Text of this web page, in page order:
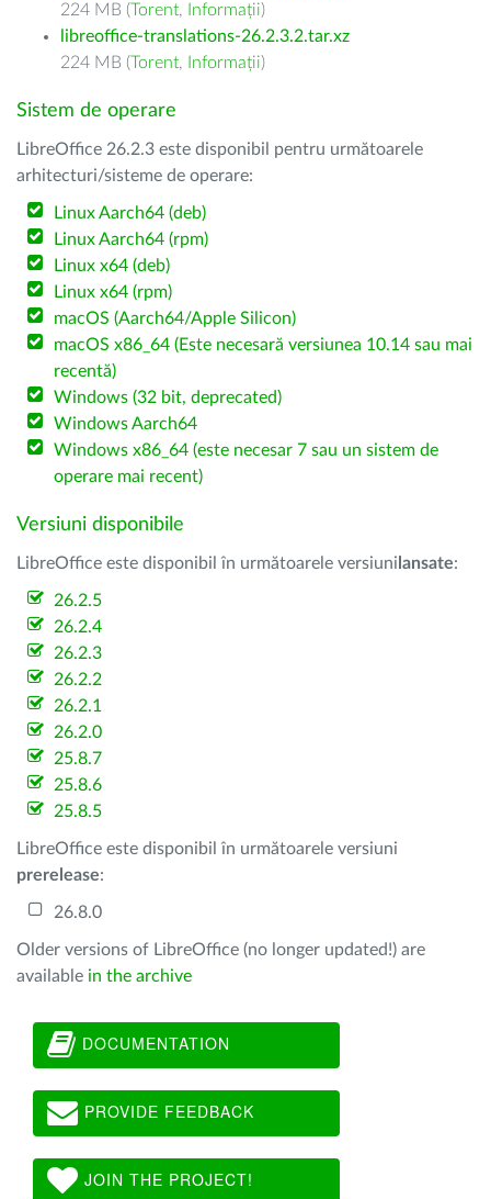
224 MB (Torent, Informații)
libreoffice-translations-26.2.3.2.tar.xz
224 MB (Torent, Informații)
Sistem de operare
LibreOffice 26.2.3 este disponibil pentru următoarele
arhitecturi/sisteme de operare:
Linux Aarch64 (deb)
Linux Aarch64 (rpm)
Linux x64 (deb)
Linux x64 (rpm)
macOS (Aarch64/Apple Silicon)
macOS x86_64 (Este necesară versiunea 10.14 sau mai
recentă)
Windows (32 bit, deprecated)
Windows Aarch64
Windows x86_64 (este necesar 7 sau un sistem de
operare mai recent)
Versiuni disponibile
LibreOffice este disponibil în următoarele versiuni lansate:
26.2.5
26.2.4
26.2.3
26.2.2
26.2.1
26.2.0
25.8.7
25.8.6
25.8.5
LibreOffice este disponibil în următoarele versiuni
prerelease:
26.8.0
Older versions of LibreOffice (no longer updated!) are
available in the archive
DOCUMENTATION
PROVIDE FEEDBACK
JOIN THE PROJECT!